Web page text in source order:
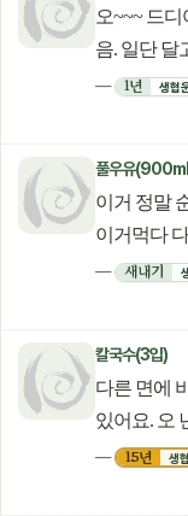
오~~~ 드
음. 일단 달
농부님~ ㅋ
기대할께요
— 1년 생협
풀우유
이거 정말
이거먹다
먹어요.ㅎㅎ
— 새내기
칼국수(3입)
다른 면에
있어요. 오
해 주세요.
— 15년 생